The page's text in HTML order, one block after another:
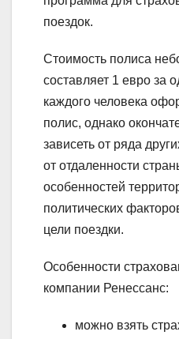
поездок.
Стоимость полиса
составляет 1 евро за
каждого человека
полис, однако
зависеть от ряда
от отдаленности
особенностей
политических
цели поездки.
Особенности
компании Ренессанс:
можно взять